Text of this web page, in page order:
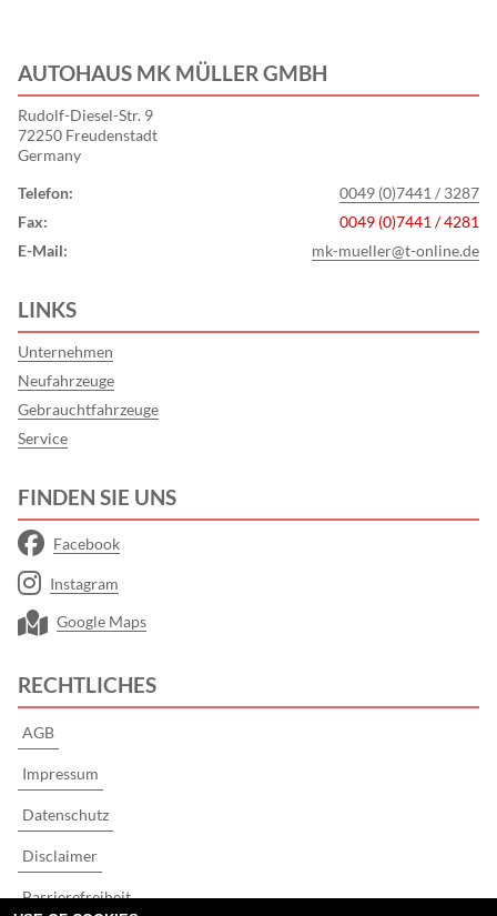
AUTOHAUS MK MÜLLER GMBH
Rudolf-Diesel-Str. 9
72250 Freudenstadt
Germany
Telefon:
0049 (0)7441 / 3287
Fax:
0049 (0)7441 / 4281
E-Mail:
mk-mueller@t-online.de
LINKS
Unternehmen
Neufahrzeuge
Gebrauchtfahrzeuge
Service
FINDEN SIE UNS
Facebook
Instagram
Google Maps
RECHTLICHES
AGB
Impressum
Datenschutz
Disclaimer
Barrierefreiheit